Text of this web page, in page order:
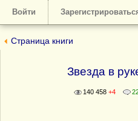
Войти
Страница книги
Звезда в
140 458 +4